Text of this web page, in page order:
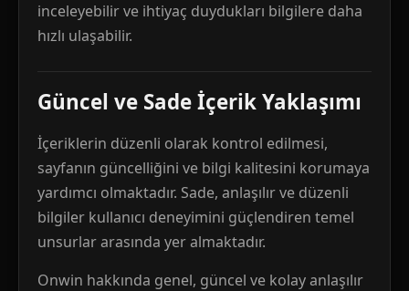
inceleyebilir ve ihtiyaç duydukları bilgilere daha
hızlı ulaşabilir.
Güncel ve Sade İçerik Yaklaşımı
İçeriklerin düzenli olarak kontrol edilmesi,
sayfanın güncelliğini ve bilgi kalitesini korumaya
yardımcı olmaktadır. Sade, anlaşılır ve düzenli
bilgiler kullanıcı deneyimini güçlendiren temel
unsurlar arasında yer almaktadır.
Onwin hakkında genel, güncel ve kolay anlaşılır